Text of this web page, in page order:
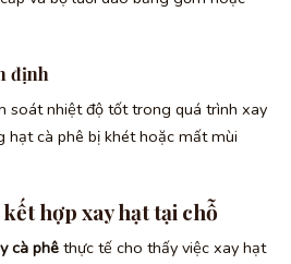
định
soát nhiệt độ tốt trong quá trình xay
hạt cà phê bị khét hoặc mất mùi
hợp xay hạt tại chỗ
cà phê thực tế cho thấy việc xay hạt